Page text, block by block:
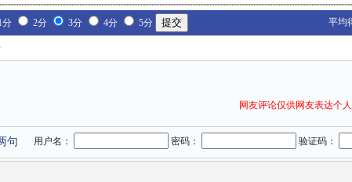
分 2分 3分 4分 5分 平均
网友评论仅供网友表达个
句 用户名： 密码： 验证码：